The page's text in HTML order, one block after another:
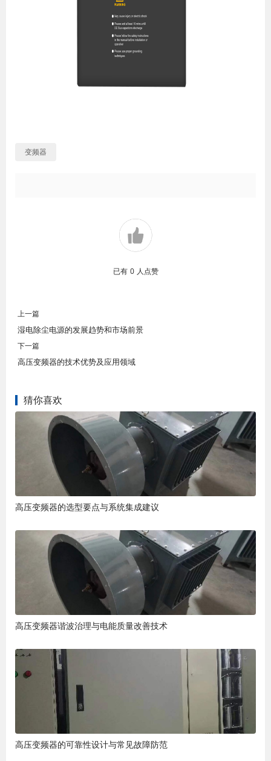
变频器
已有 0 人点赞
上一篇
湿电除尘电源的发展趋势和市场前景
下一篇
高压变频器的技术优势及应用领域
猜你喜欢
高压变频器的选型要点与系统集成建议
高压变频器谐波治理与电能质量改善技术
高压变频器的可靠性设计与常见故障防范